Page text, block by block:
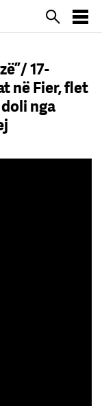
17-
në Fier, flet
nga